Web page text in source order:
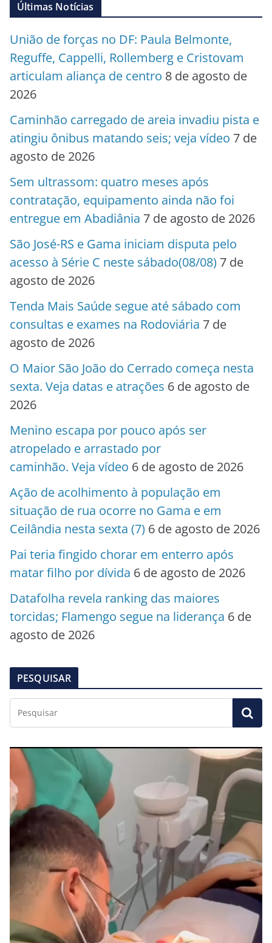
Últimas Notícias
União de forças no DF: Paula Belmonte,
Reguffe, Cappelli, Rollemberg e Cristovam
articulam aliança de centro 8 de agosto de
2026
Caminhão carregado de areia invadiu pista e
atingiu ônibus matando seis; veja vídeo 7 de
agosto de 2026
Sem ultrassom: quatro meses após
contratação, equipamento ainda não foi
entregue em Abadiânia 7 de agosto de 2026
São José-RS e Gama iniciam disputa pelo
acesso à Série C neste sábado(08/08) 7 de
agosto de 2026
Tenda Mais Saúde segue até sábado com
consultas e exames na Rodoviária 7 de
agosto de 2026
O Maior São João do Cerrado começa nesta
sexta. Veja datas e atrações 6 de agosto de
2026
Menino escapa por pouco após ser
atropelado e arrastado por
caminhão. Veja vídeo 6 de agosto de 2026
Ação de acolhimento à população em
situação de rua ocorre no Gama e em
Ceilândia nesta sexta (7) 6 de agosto de 2026
Pai teria fingido chorar em enterro após
matar filho por dívida 6 de agosto de 2026
Datafolha revela ranking das maiores
torcidas; Flamengo segue na liderança 6 de
agosto de 2026
PESQUISAR